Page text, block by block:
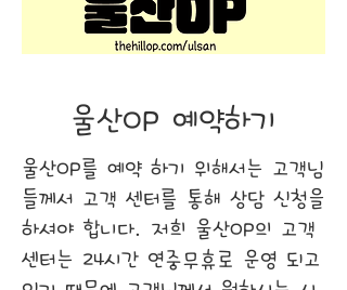
울산OP 예약하기
울산OP를 예약 하기 위해서는 고객님
들께서 고객 센터를 통해 상담 신청을
하셔야 합니다. 저희 울산OP의 고객
센터는 24시간 연중무휴로 운영 되고